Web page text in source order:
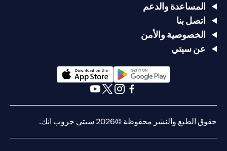
المساعدة والدعم
اتصل بنا
الخصوصية والأمن
عن سيتي
opens in a new tab
opens in a new tab
حقوق الطبع والنشر محفوظة ©2026 سيتي جروب انك.